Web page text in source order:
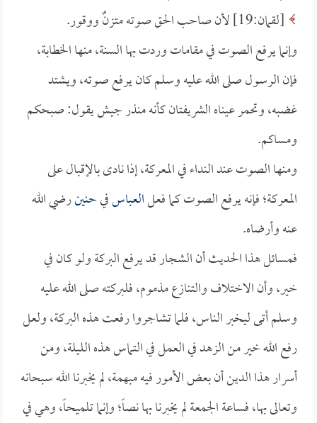
[لقمان:19] لأن صاحب الحق صوته متزنٌ ووقور.
وإنما يرفع الصوت في مقامات وردت بها السنة، منها الخطابة،
فإن الرسول صلى الله عليه وسلم كان يرفع صوته، ويشتد
غضبه، وتحمر عيناه الشريفتان كأنه منذر جيش يقول: صبحكم
ومساكم.
ومنها الصوت عند النداء في المعركة، إذا نادى بالإقبال على
المعركة؛ فإنه يرفع الصوت كما فعلالعباسفيحنينرضي الله
عنه وأرضاه.
فمسائل هذا الحديث أن الشجار قد يرفع البركة ولو كان في
خير، وأن الاختلاف والتنازع مذموم، فلبركته صلى الله عليه
وسلم أتى ليخبر الناس، فلما تشاجروا رفعت هذه البركة، ولعل
رفع الله خير من الزهد في العمل في التماس هذه الليلة، ومن
أسرار هذا الدين أن بعض الأمور فيه مبهمة، لم يخبرنا الله سبحانه
وتعالى بها، فساعة الجمعة لم يخبرنا بها نصاً؛ وإنما تلميحاً، وهي في